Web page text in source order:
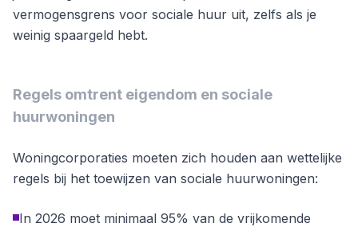
vermogensgrens voor sociale huur uit, zelfs als je
weinig spaargeld hebt.
Regels omtrent eigendom en sociale
huurwoningen
Woningcorporaties moeten zich houden aan wettelijke
regels bij het toewijzen van sociale huurwoningen:
In 2026 moet minimaal 95% van de vrijkomende